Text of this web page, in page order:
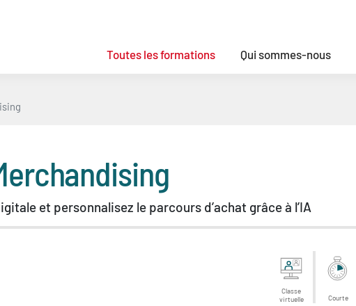
Toutes les formations Qui sommes-nous
et personnalisez le parcours d’achat grâce à l’IA
Classe
virtuelle
Courte